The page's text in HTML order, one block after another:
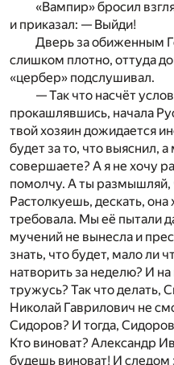
«Вампир» бросил
и приказал: — Выйди!
Дверь за обиженным
слишком плотно, оттуда
«цербер» подслушивал.
— Так что насчёт
прокашлявшись, начала
твой хозяин дожидается
будет за то, что выяснил,
совершаете? А я не хочу
помолчу. А ты размышляй,
Растолкуешь, дескать,
требовала. Мы её пытали
мучений не вынесла и
знать, что будет, мало ли
натворить за неделю? И
тружусь? Так что делать,
Николай Гаврилович не
Сидоров? И тогда,
Кто виноват? Александр
будешь виноват! И